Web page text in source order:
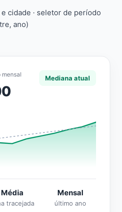
cidade · seletor de período
ano)
mensal Mediana atual
Média
tracejada
Mensal
último ano